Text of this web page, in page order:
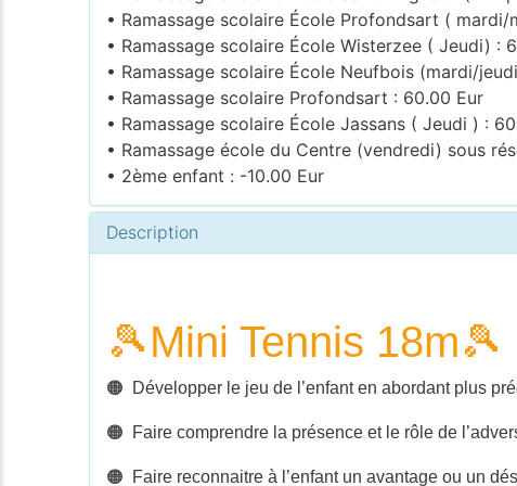
• Ramassage scolaire École Profondsart (
• Ramassage scolaire École Wisterzee ( Jeudi) :
• Ramassage scolaire École Neufbois (mardi/
• Ramassage scolaire Profondsart : 60.00 Eur
• Ramassage scolaire École Jassans ( Jeudi ) :
• Ramassage école du Centre (vendredi) sous
• 2ème enfant : -10.00 Eur
Description
🎾Mini Tennis 18m🎾
🟠 Développer le jeu de l’enfant en abordant plus
🟠 Faire comprendre la présence et le rôle de
🟠 Faire reconnaitre à l’enfant un avantage ou un